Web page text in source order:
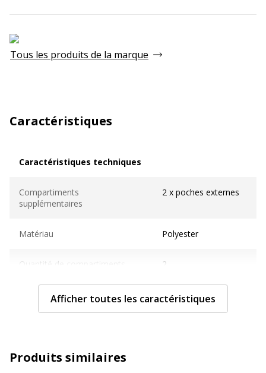
Tous les produits de la marque
Caractéristiques
Caractéristiques techniques
Compartiments
supplémentaires
2 x poches externes
Matériau Polyester
Quantité de compartiments 2
Sangle de transport
Bretelles
rembourrées
Afficher toutes les caractéristiques
Produits similaires